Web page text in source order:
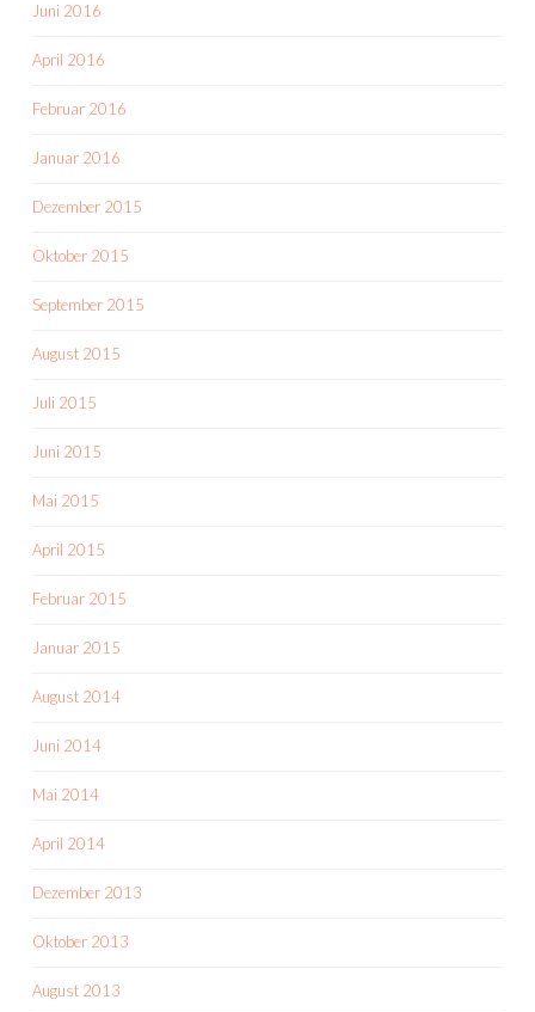
Juni 2016
April 2016
Februar 2016
Januar 2016
Dezember 2015
Oktober 2015
September 2015
August 2015
Juli 2015
Juni 2015
Mai 2015
April 2015
Februar 2015
Januar 2015
August 2014
Juni 2014
Mai 2014
April 2014
Dezember 2013
Oktober 2013
August 2013